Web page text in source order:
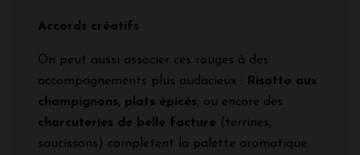
Accords créatifs
On peut aussi associer ces rouges à des
accompagnements plus audacieux :
Risotto aux
champignons, plats épicés, ou encore des
charcuteries de belle facture (terrines,
saucissons) complètent la palette aromatique.